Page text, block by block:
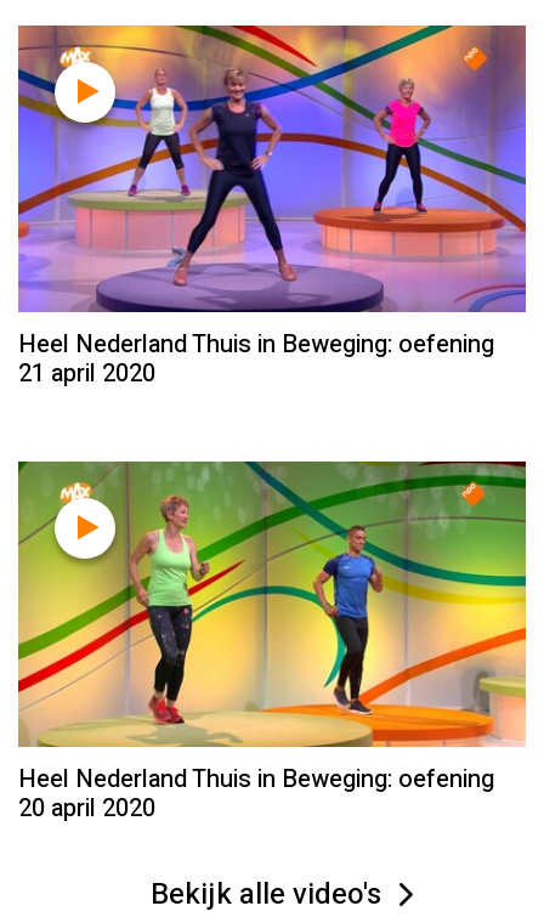
Heel Nederland Thuis in Beweging: oefening
21 april 2020
Heel Nederland Thuis in Beweging: oefening
20 april 2020
Bekijk alle video's